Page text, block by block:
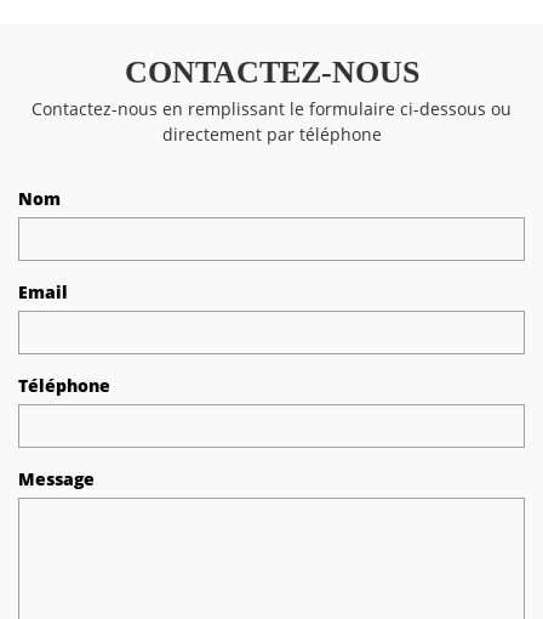
CONTACTEZ-NOUS
Contactez-nous en remplissant le formulaire ci-dessous ou
directement par téléphone
Nom
Email
Téléphone
Message